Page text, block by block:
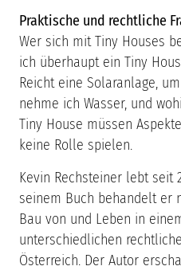
Praktische und rechtliche
Wer sich mit Tiny Houses
ich überhaupt ein Tiny
Reicht eine Solaranlage,
nehme ich Wasser, und
Tiny House müssen
keine Rolle spielen.
Kevin Rechsteiner lebt seit
seinem Buch behandelt er
Bau von und Leben in
unterschiedlichen
Österreich. Der Autor